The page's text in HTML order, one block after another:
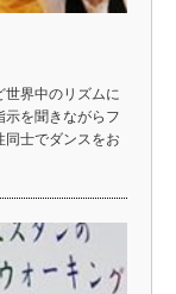
世界中のリズムに
示を聞きながらフ
同士でダンスをお